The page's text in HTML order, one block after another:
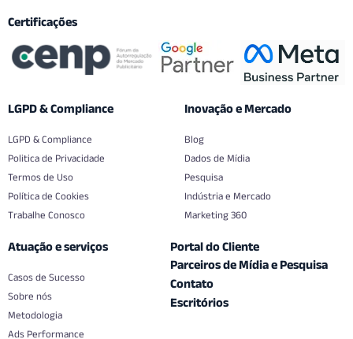
Certificações
LGPD & Compliance
LGPD & Compliance
Politica de Privacidade
Termos de Uso
Política de Cookies
Trabalhe Conosco
Inovação e Mercado
Blog
Dados de Mídia
Pesquisa
Indústria e Mercado
Marketing 360
Atuação e serviços
Casos de Sucesso
Sobre nós
Metodologia
Ads Performance
Portal do Cliente
Parceiros de Mídia e Pesquisa
Contato
Escritórios